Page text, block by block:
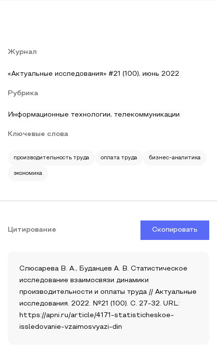
Журнал
«Актуальные исследования» #21 (100), июнь 2022
Рубрика
Информационные технологии, телекоммуникации
Ключевые слова
производительность труда оплата труда бизнес-аналитика
экономика
Цитирование Скопировать
Слюсарева В. А., Буданцев А. В. Статистическое
исследование взаимосвязи динамики
производительности и оплаты труда // Актуальные
исследования. 2022. №21 (100). С. 27-32. URL:
https://apni.ru/article/4171-statisticheskoe-
issledovanie-vzaimosvyazi-din